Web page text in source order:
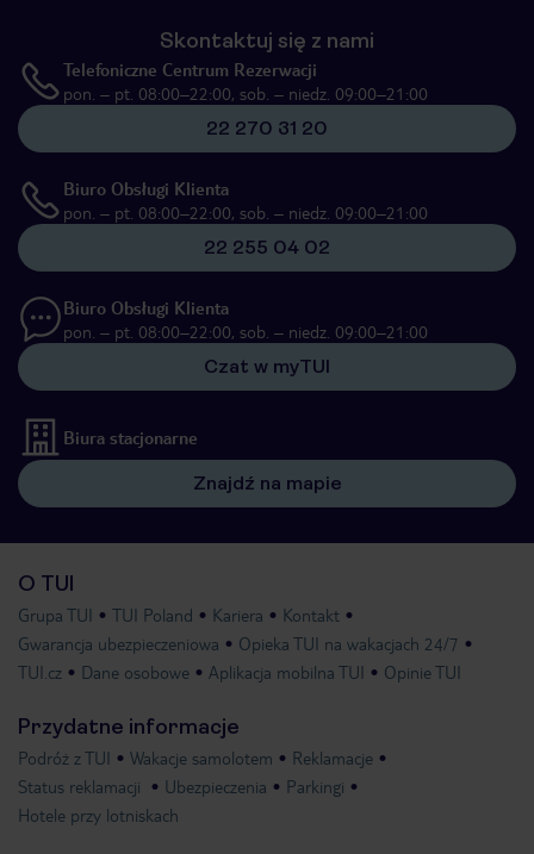
Skontaktuj się z nami
Telefoniczne Centrum Rezerwacji
pon. – pt. 08:00–22:00, sob. – niedz. 09:00–21:00
22 270 31 20
Biuro Obsługi Klienta
pon. – pt. 08:00–22:00, sob. – niedz. 09:00–21:00
22 255 04 02
Biuro Obsługi Klienta
pon. – pt. 08:00–22:00, sob. – niedz. 09:00–21:00
Czat w myTUI
Biura stacjonarne
Znajdź na mapie
O TUI
Grupa TUI TUI Poland Kariera
Kontakt
Gwarancja ubezpieczeniowa
Opieka TUI na wakacjach 24/7
TUI.cz
Dane osobowe Aplikacja mobilna TUI Opinie TUI
Przydatne informacje
Podróż z TUI Wakacje samolotem
Reklamacje
Status reklamacji
Ubezpieczenia
Parkingi
Hotele przy lotniskach